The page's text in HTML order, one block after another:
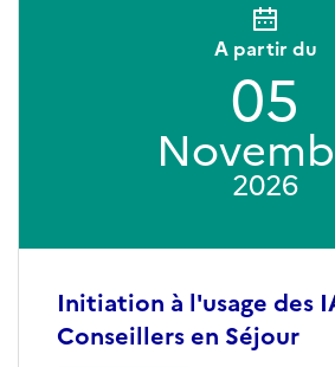
Initiation à l'usage des
Conseillers en Séjour
A partir du
05
2026